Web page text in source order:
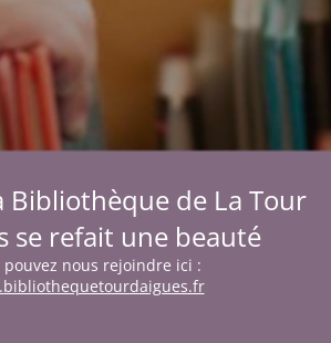
Bibliothèque de La Tour
se refait une beauté
pouvez nous rejoindre ici :